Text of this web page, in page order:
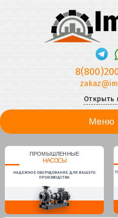
Открыть
Меню
ПРОМЫШЛЕННЫЕ
НАСОСЫ
НАДЕЖНОЕ ОБОРУДОВАНИЕ ДЛЯ ВАШЕГО
ПРОИЗВОДСТВА